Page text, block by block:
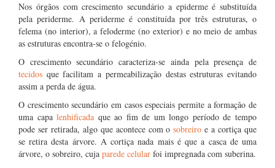
Nos órgãos com crescimento secundário a epiderme é substituída
pela periderme. A periderme é constituída por três estruturas, o
felema (no interior), a feloderme (no exterior) e no meio de ambas
as estruturas encontra-se o felogénio.
O crescimento secundário caracteriza-se ainda pela presença de
tecidos que facilitam a permeabilização destas estruturas evitando
assim a perda de água.
O crescimento secundário em casos especiais permite a formação de
uma capalenhificada que ao fim de um longo período de tempo
pode ser retirada, algo que acontece com osobreiroe a cortiça que
se retira desta árvore. A cortiça nada mais é que a casca de uma
árvore, o sobreiro, cuja parede celular foi impregnada com suberina.